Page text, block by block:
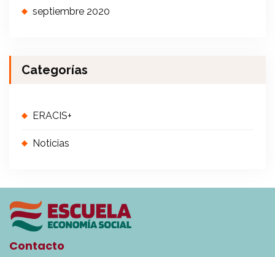
septiembre 2020
Categorías
ERACIS+
Noticias
Contacto